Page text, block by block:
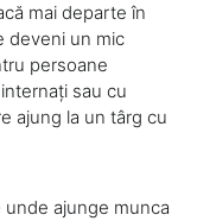
mai departe în
deveni un mic
persoane
sau cu
ajung la un târg cu
unde ajunge munca